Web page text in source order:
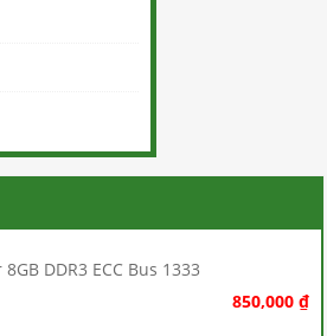
DDR3 ECC Bus 1333
850,000 ₫